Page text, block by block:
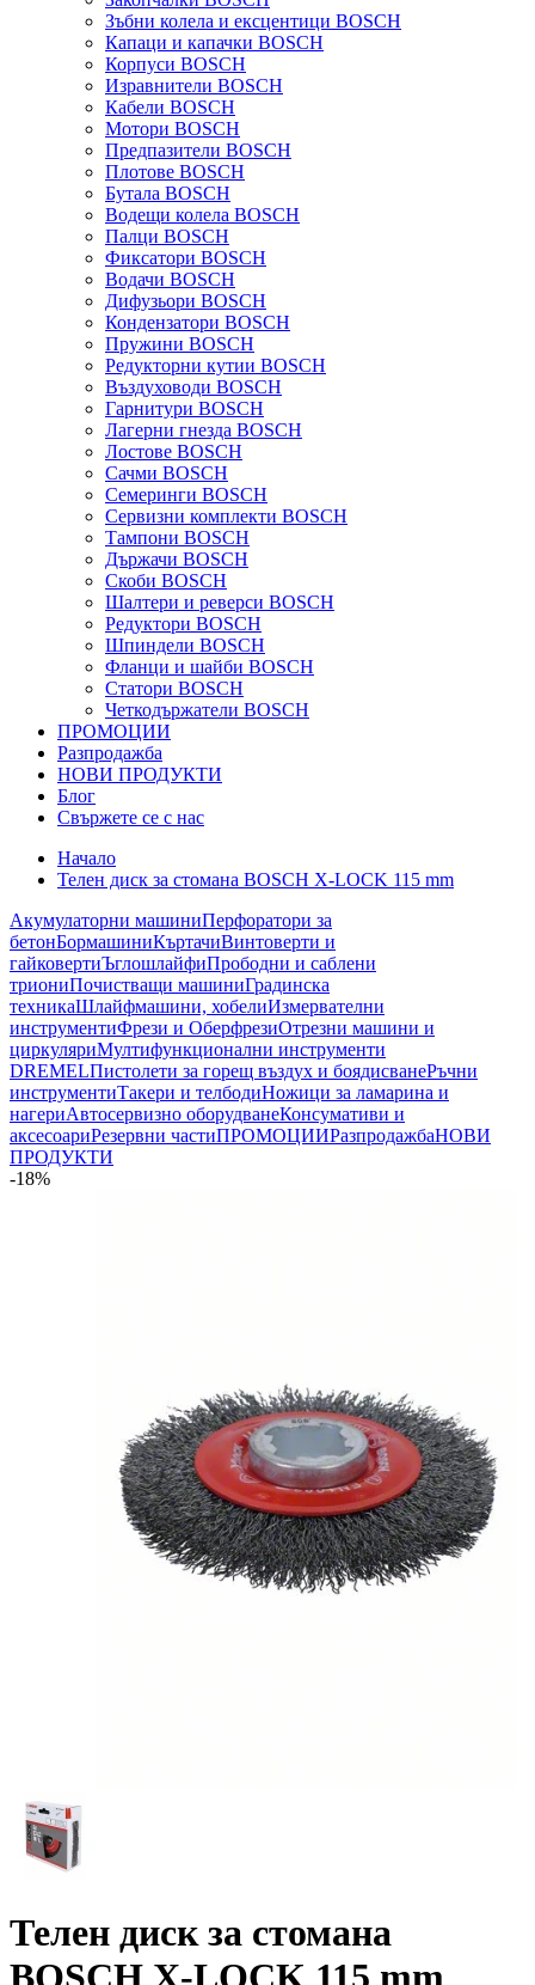
Зъбни колела и ексцентици BOSCH
Капаци и капачки BOSCH
Корпуси BOSCH
Изравнители BOSCH
Кабели BOSCH
Мотори BOSCH
Предпазители BOSCH
Плотове BOSCH
Бутала BOSCH
Водещи колела BOSCH
Палци BOSCH
Фиксатори BOSCH
Водачи BOSCH
Дифузьори BOSCH
Кондензатори BOSCH
Пружини BOSCH
Редукторни кутии BOSCH
Въздуховоди BOSCH
Гарнитури BOSCH
Лагерни гнезда BOSCH
Лостове BOSCH
Сачми BOSCH
Семеринги BOSCH
Сервизни комплекти BOSCH
Тампони BOSCH
Държачи BOSCH
Скоби BOSCH
Шалтери и реверси BOSCH
Редуктори BOSCH
Шпиндели BOSCH
Фланци и шайби BOSCH
Статори BOSCH
Четкодържатели BOSCH
ПРОМОЦИИ
Разпродажба
НОВИ ПРОДУКТИ
Блог
Свържете се с нас
Начало
Телен диск за стомана BOSCH X-LOCK 115 mm
Акумулаторни машиниПерфоратори за
бетонБормашиниКъртачиВинтоверти и
гайковертиЪглошлайфиПрободни и саблени
триониПочистващи машиниГрадинска
техникаШлайфмашини, хобелиИзмервателни
инструментиФрези и ОберфрезиОтрезни машини и
циркуляриМултифункционални инструменти
DREMELПистолети за горещ въздух и боядисванеРъчни
инструментиТакери и телбодиНожици за ламарина и
нагериАвтосервизно оборудванеКонсумативи и
аксесоариРезервни частиПРОМОЦИИРазпродажбаНОВИ
ПРОДУКТИ
-18%
Телен диск за стомана